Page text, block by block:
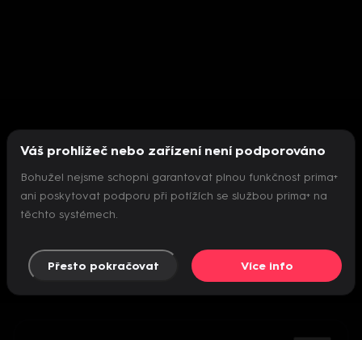
Nepodařilo se inicializovat přehrávač
Váš prohlížeč nebo zařízení není podporováno
Bohužel nejsme schopni garantovat plnou funkčnost prima+
ani poskytovat podporu při potížích se službou prima+ na
těchto systémech.
Přesto pokračovat Více info